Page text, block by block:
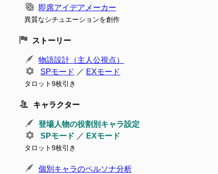
即席アイデアメーカー
異質なシチュエーションを創作
ストーリー
物語設計（主人公視点）
SPモード ／ EXモード
タロット9枚引き
キャラクター
登場人物の役割別キャラ設定
SPモード ／ EXモード
タロット9枚引き
個別キャラのペルソナ分析